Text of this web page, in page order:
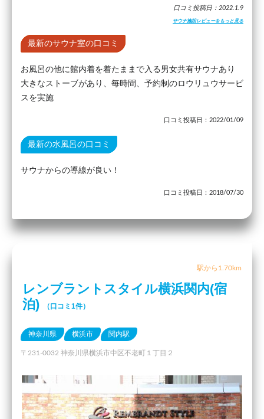
口コミ投稿日：2022.1.9
サウナ施設レビューをもっと見る
最新のサウナ室の口コミ
お風呂の他に館内着を着たままで入る男女共有サウナあり
大きなストーブがあり、毎時間、予約制のロウリュウサービ
スを実施
口コミ投稿日：2022/01/09
最新の水風呂の口コミ
サウナからの導線が良い！
口コミ投稿日：2018/07/30
駅から1.70km
レンブラントスタイル横浜関内(宿
泊)
（口コミ1件）
神奈川県 横浜市 関内駅
〒231-0032 神奈川県横浜市中区不老町１丁目２